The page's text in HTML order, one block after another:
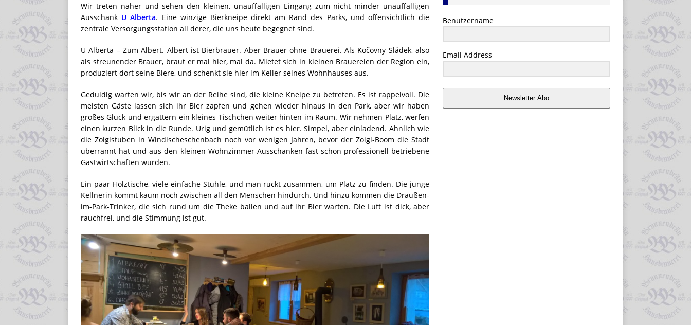
Wir treten näher und sehen den kleinen, unauffälligen Eingang zum nicht minder unauffälligen
Ausschank U Alberta. Eine winzige Bierkneipe direkt am Rand des Parks, und offensichtlich die
zentrale Versorgungsstation all derer, die uns heute begegnet sind.
U Alberta – Zum Albert. Albert ist Bierbrauer. Aber Brauer ohne Brauerei. Als Kočovny Sládek, also
als streunender Brauer, braut er mal hier, mal da. Mietet sich in kleinen Brauereien der Region ein,
produziert dort seine Biere, und schenkt sie hier im Keller seines Wohnhauses aus.
Geduldig warten wir, bis wir an der Reihe sind, die kleine Kneipe zu betreten. Es ist rappelvoll. Die
meisten Gäste lassen sich ihr Bier zapfen und gehen wieder hinaus in den Park, aber wir haben
großes Glück und ergattern ein kleines Tischchen weiter hinten im Raum. Wir nehmen Platz, werfen
einen kurzen Blick in die Runde. Urig und gemütlich ist es hier. Simpel, aber einladend. Ähnlich wie
die Zoiglstuben in Windischeschenbach noch vor wenigen Jahren, bevor der Zoigl-Boom die Stadt
überrannt hat und aus den kleinen Wohnzimmer-Ausschänken fast schon professionell betriebene
Gastwirtschaften wurden.
Ein paar Holztische, viele einfache Stühle, und man rückt zusammen, um Platz zu finden. Die junge
Kellnerin kommt kaum noch zwischen all den Menschen hindurch. Und hinzu kommen die Draußen-
im-Park-Trinker, die sich rund um die Theke ballen und auf ihr Bier warten. Die Luft ist dick, aber
rauchfrei, und die Stimmung ist gut.
Benutzername
Email Address
Newsletter Abo